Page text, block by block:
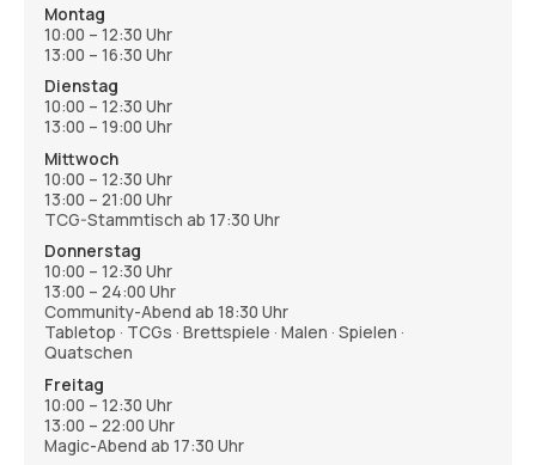
Montag
10:00 – 12:30 Uhr
13:00 – 16:30 Uhr
Dienstag
10:00 – 12:30 Uhr
13:00 – 19:00 Uhr
Mittwoch
10:00 – 12:30 Uhr
13:00 – 21:00 Uhr
TCG-Stammtisch ab 17:30 Uhr
Donnerstag
10:00 – 12:30 Uhr
13:00 – 24:00 Uhr
Community-Abend ab 18:30 Uhr
Tabletop · TCGs · Brettspiele · Malen · Spielen ·
Quatschen
Freitag
10:00 – 12:30 Uhr
13:00 – 22:00 Uhr
Magic-Abend ab 17:30 Uhr